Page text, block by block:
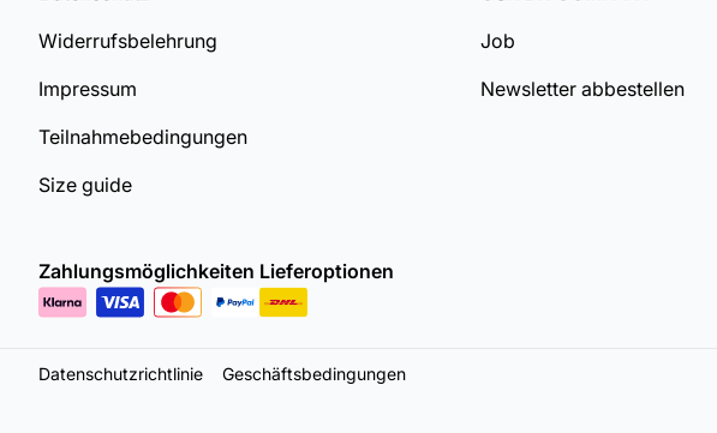
Widerrufsbelehrung
Impressum
Teilnahmebedingungen
Size guide
Job
Newsletter abbestellen
Zahlungsmöglichkeiten Lieferoptionen
Datenschutzrichtlinie Geschäftsbedingungen